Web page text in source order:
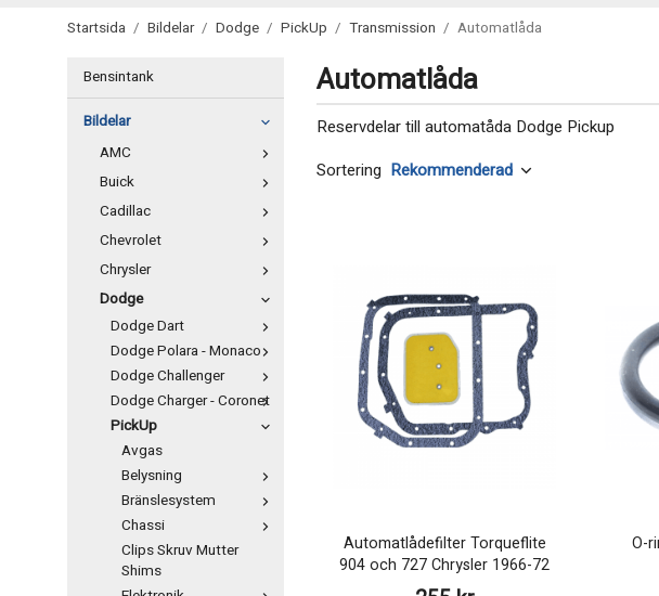
Startsida / Bildelar / Dodge / PickUp / Transmission / Automatlåda
Bensintank
Bildelar
AMC
Buick
Cadillac
Chevrolet
Chrysler
Dodge
Dodge Dart
Dodge Polara - Monaco
Dodge Challenger
Dodge Charger - Coronet
PickUp
Avgas
Belysning
Bränslesystem
Chassi
Clips Skruv Mutter
Shims
Automatlåda
Reservdelar till automatåda Dodge Pickup
Sortering
Automatlådefilter Torqueflite
904 och 727 Chrysler 1966-72
O-